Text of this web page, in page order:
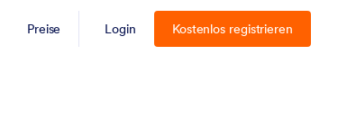
Preise Login Kostenlos registrieren